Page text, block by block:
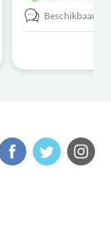
Beschikbaar in: